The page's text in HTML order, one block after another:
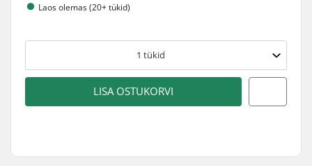
Laos olemas (20+ tükid)
1 tükid
LISA OSTUKORVI